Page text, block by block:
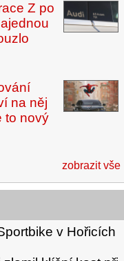
Z po
na něj
to nový
zobrazit vše
v Hořicích